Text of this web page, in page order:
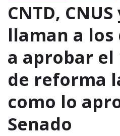
CNTD, CNUS
llaman a
a aprobar
de reforma
como lo
Senado